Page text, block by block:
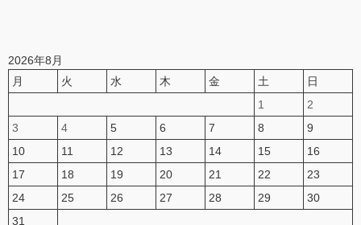
2026年8月
月
火 水 木 金 土
日
1
2
3
4 5 6 7 8
9
10
11 12 13 14 15
16
17
18 19 20 21 22
23
24
25 26 27 28 29
30
31